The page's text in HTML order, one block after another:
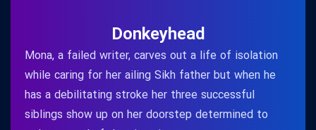
Donkeyhead
Mona, a failed writer, carves out a life of isolation
while caring for her ailing Sikh father but when he
has a debilitating stroke her three successful
siblings show up on her doorstep determined to